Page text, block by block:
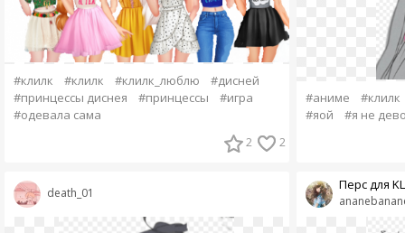
#клилк #клилк #клилк_люблю
#дисней
#принцессы диснея
#принцессы
#игра
#одевала сама
2 2
death_01
#аниме
#клилк
#яой
#я не
Перс для